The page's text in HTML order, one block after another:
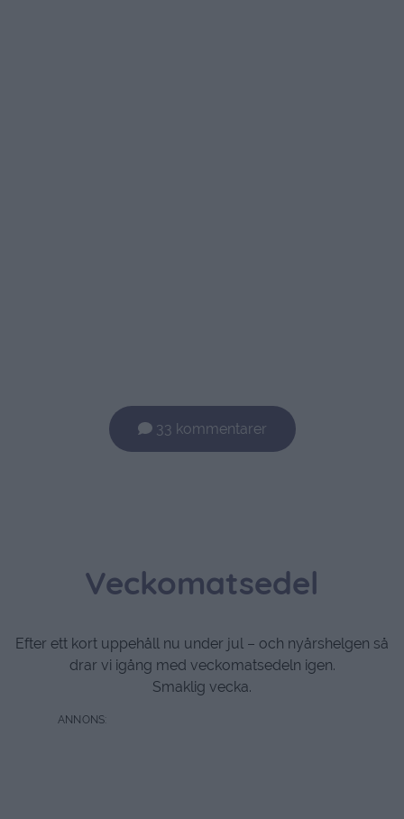
33 kommentarer
Veckomatsedel
Efter ett kort uppehåll nu under jul – och nyårshelgen så
drar vi igång med veckomatsedeln igen.
Smaklig vecka.